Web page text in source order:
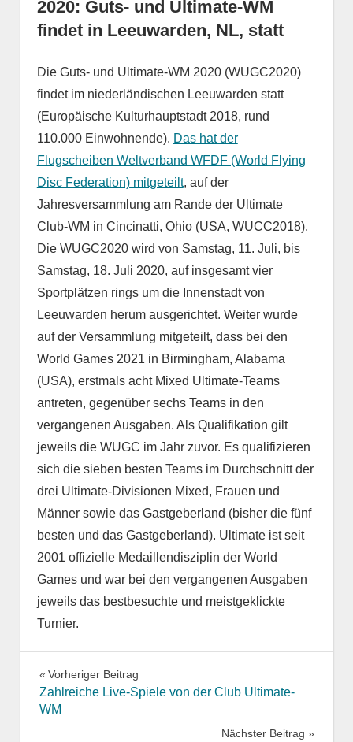
2020: Guts- und Ultimate-WM
findet in Leeuwarden, NL, statt
Die Guts- und Ultimate-WM 2020 (WUGC2020)
findet im niederländischen Leeuwarden statt
(Europäische Kulturhauptstadt 2018, rund
110.000 Einwohnende). Das hat der
Flugscheiben Weltverband WFDF (World Flying
Disc Federation) mitgeteilt, auf der
Jahresversammlung am Rande der Ultimate
Club-WM in Cincinatti, Ohio (USA, WUCC2018).
Die WUGC2020 wird von Samstag, 11. Juli, bis
Samstag, 18. Juli 2020, auf insgesamt vier
Sportplätzen rings um die Innenstadt von
Leeuwarden herum ausgerichtet. Weiter wurde
auf der Versammlung mitgeteilt, dass bei den
World Games 2021 in Birmingham, Alabama
(USA), erstmals acht Mixed Ultimate-Teams
antreten, gegenüber sechs Teams in den
vergangenen Ausgaben. Als Qualifikation gilt
jeweils die WUGC im Jahr zuvor. Es qualifizieren
sich die sieben besten Teams im Durchschnitt der
drei Ultimate-Divisionen Mixed, Frauen und
Männer sowie das Gastgeberland (bisher die fünf
besten und das Gastgeberland). Ultimate ist seit
2001 offizielle Medaillendisziplin der World
Games und war bei den vergangenen Ausgaben
jeweils das bestbesuchte und meistgeklickte
Turnier.
Beitragsnavigation
Vorheriger Beitrag
Zahlreiche Live-Spiele von der Club Ultimate-
WM
Nächster Beitrag